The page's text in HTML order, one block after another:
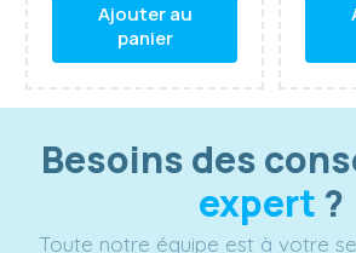
Ajouter au
panier
Besoins des
expert ?
Toute notre équipe est à votre